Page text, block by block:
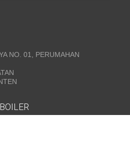
NO. 01, PERUMAHAN